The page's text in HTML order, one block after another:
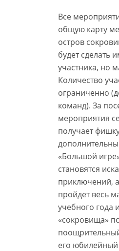
Все
общую карту
остров
будет сделать
участника, но
Количество
ограниченно
команд). За
мероприятия
получает
«Большой
становятся
приключений,
пройдет весь
учебного года
«сокровища»
его